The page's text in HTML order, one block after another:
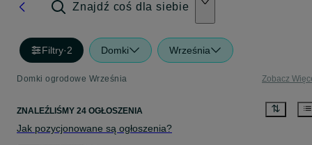
Znajdź coś dla siebie
Filtry·2 Domki Września
Domki ogrodowe Września Zobacz
ZNALEŹLIŚMY 24 OGŁOSZENIA
Jak pozycjonowane są ogłoszenia?